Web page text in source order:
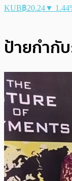
KUB฿20.24▼
ป้ายกำกั